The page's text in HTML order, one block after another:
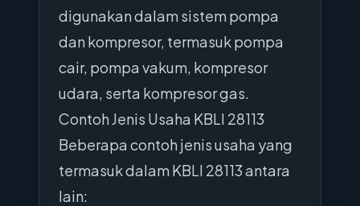
digunakan dalam sistem pompa
dan kompresor, termasuk pompa
cair, pompa vakum, kompresor
udara, serta kompresor gas.
Contoh Jenis Usaha KBLI 28113
Beberapa contoh jenis usaha yang
termasuk dalam KBLI 28113 antara
lain: